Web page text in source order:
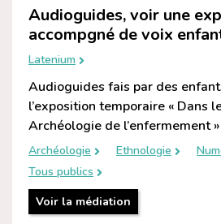
Audioguides, voir une
accompgné de voix
Latenium
Audioguides fais par des
l’exposition temporaire « Dans
Archéologie de l’enfermement »
Archéologie Ethnologie
Tous publics
Voir la médiation